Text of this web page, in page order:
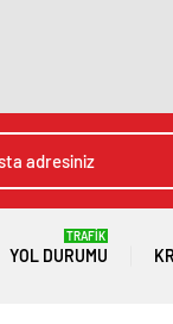
YOL DURUMU
TRAFİK